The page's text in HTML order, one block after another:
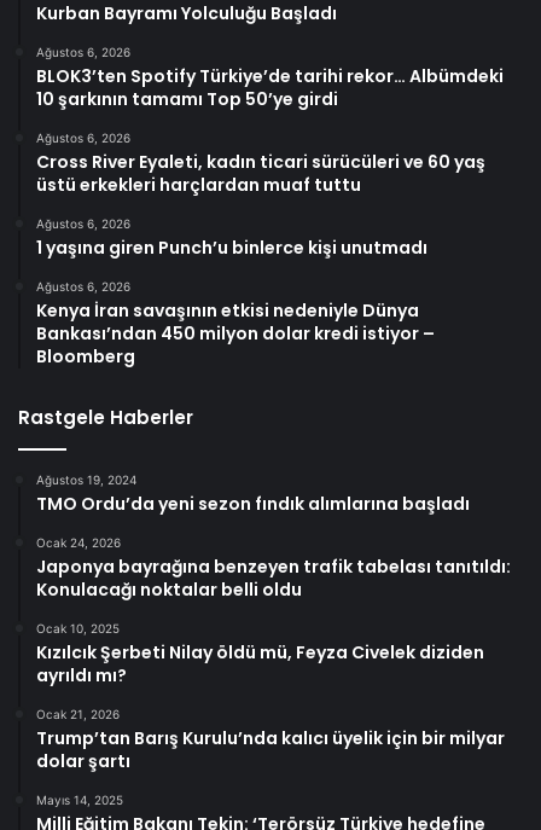
Kurban Bayramı Yolculuğu Başladı
Ağustos 6, 2026
BLOK3’ten Spotify Türkiye’de tarihi rekor… Albümdeki
10 şarkının tamamı Top 50’ye girdi
Ağustos 6, 2026
Cross River Eyaleti, kadın ticari sürücüleri ve 60 yaş
üstü erkekleri harçlardan muaf tuttu
Ağustos 6, 2026
1 yaşına giren Punch’u binlerce kişi unutmadı
Ağustos 6, 2026
Kenya İran savaşının etkisi nedeniyle Dünya
Bankası’ndan 450 milyon dolar kredi istiyor –
Bloomberg
Rastgele Haberler
Ağustos 19, 2024
TMO Ordu’da yeni sezon fındık alımlarına başladı
Ocak 24, 2026
Japonya bayrağına benzeyen trafik tabelası tanıtıldı:
Konulacağı noktalar belli oldu
Ocak 10, 2025
Kızılcık Şerbeti Nilay öldü mü, Feyza Civelek diziden
ayrıldı mı?
Ocak 21, 2026
Trump’tan Barış Kurulu’nda kalıcı üyelik için bir milyar
dolar şartı
Mayıs 14, 2025
Milli Eğitim Bakanı Tekin: ‘Terörsüz Türkiye hedefine